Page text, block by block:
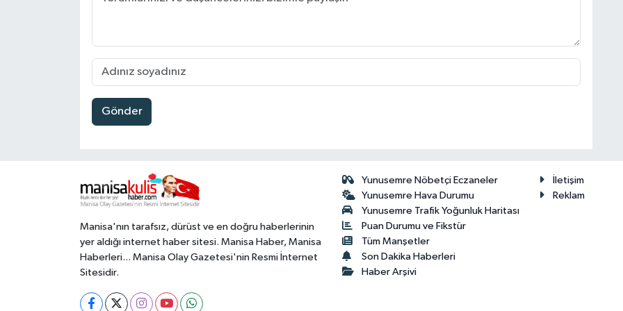
Gönder
Manisa'nın tarafsız, dürüst ve en doğru haberlerinin
yer aldığı internet haber sitesi. Manisa Haber, Manisa
Haberleri... Manisa Olay Gazetesi'nin Resmi İnternet
Sitesidir.
Yunusemre Nöbetçi Eczaneler
Yunusemre Hava Durumu
Yunusemre Trafik Yoğunluk Haritası
Puan Durumu ve Fikstür
Tüm Manşetler
Son Dakika Haberleri
Haber Arşivi
İletişim
Reklam